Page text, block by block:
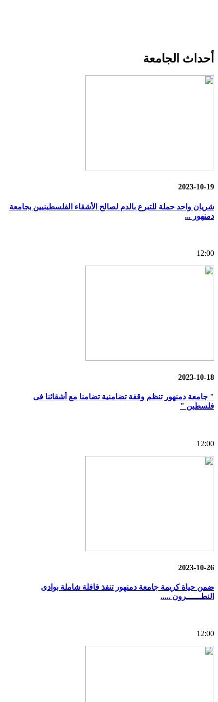
أحداث الجامعة
2023-10-19
شريان واحد حملة للتبرع بالدم لصالح الأشقاء الفلسطينيين بجامعة
دمنهور ...
12:00
2023-10-18
" جامعة دمنهور تنظم وقفة تضامنية تضامنا مع أشقائنا فى
فلسطين "
12:00
2023-10-26
ضمن حياة كريمة جامعة دمنهور تنفذ قافلة شاملة بوادى
النطــــــرون .....
12:00